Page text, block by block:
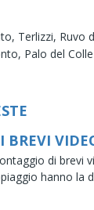
Terlizzi, Ruvo
Palo del Colle
BREVI
di brevi
hanno la